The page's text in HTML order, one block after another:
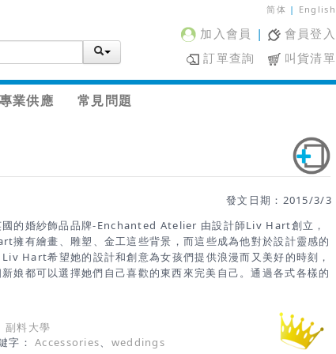
简体 | English
加入會員 |
會員登入
訂單查詢
叫貨清單
專業供應 常見問題
發文日期：2015/3/3
國的婚紗飾品品牌-Enchanted Atelier 由設計師Liv Hart創立，
擁有繪畫、雕塑、金工這些背景，而這些成為他對於設計靈感的
Hart希望她的設計和創意為女孩們提供浪漫而又美好的時刻，
娘都可以選擇她們自己喜歡的東西來完美自己。通過各式各樣的
#!shop
副料大學
字：Accessories、 weddings